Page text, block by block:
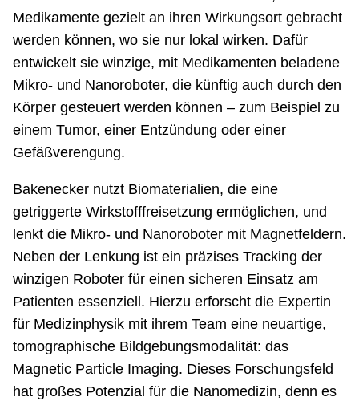
Medikamente gezielt an ihren Wirkungsort gebracht
werden können, wo sie nur lokal wirken. Dafür
entwickelt sie winzige, mit Medikamenten beladene
Mikro- und Nanoroboter, die künftig auch durch den
Körper gesteuert werden können – zum Beispiel zu
einem Tumor, einer Entzündung oder einer
Gefäßverengung.
Bakenecker nutzt Biomaterialien, die eine
getriggerte Wirkstofffreisetzung ermöglichen, und
lenkt die Mikro- und Nanoroboter mit Magnetfeldern.
Neben der Lenkung ist ein präzises Tracking der
winzigen Roboter für einen sicheren Einsatz am
Patienten essenziell. Hierzu erforscht die Expertin
für Medizinphysik mit ihrem Team eine neuartige,
tomographische Bildgebungsmodalität: das
Magnetic Particle Imaging. Dieses Forschungsfeld
hat großes Potenzial für die Nanomedizin, denn es